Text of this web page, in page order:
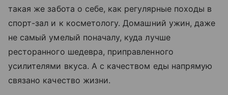
такая же забота о себе, как регулярные походы в
спорт-зал и к косметологу. Домашний ужин, даже
не самый умелый поначалу, куда лучше
ресторанного шедевра, приправленного
усилителями вкуса. А с качеством еды напрямую
связано качество жизни.